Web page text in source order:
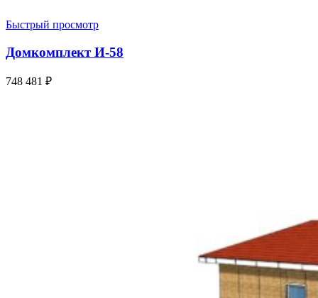
Быстрый просмотр
Домкомплект И-58
748 481 ₽